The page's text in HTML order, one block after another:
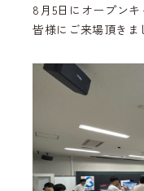
8月5日にオープン
皆様にご来場頂きま